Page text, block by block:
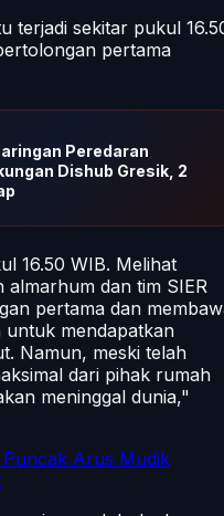
terjadi sekitar pukul
pertama
Peredaran
Dishub Gresik, 2
16.50 WIB. Melihat
dan tim SIER
pertama dan
untuk mendapatkan
Namun, meski telah
dari pihak rumah
meninggal dunia,"
Arus Mudik